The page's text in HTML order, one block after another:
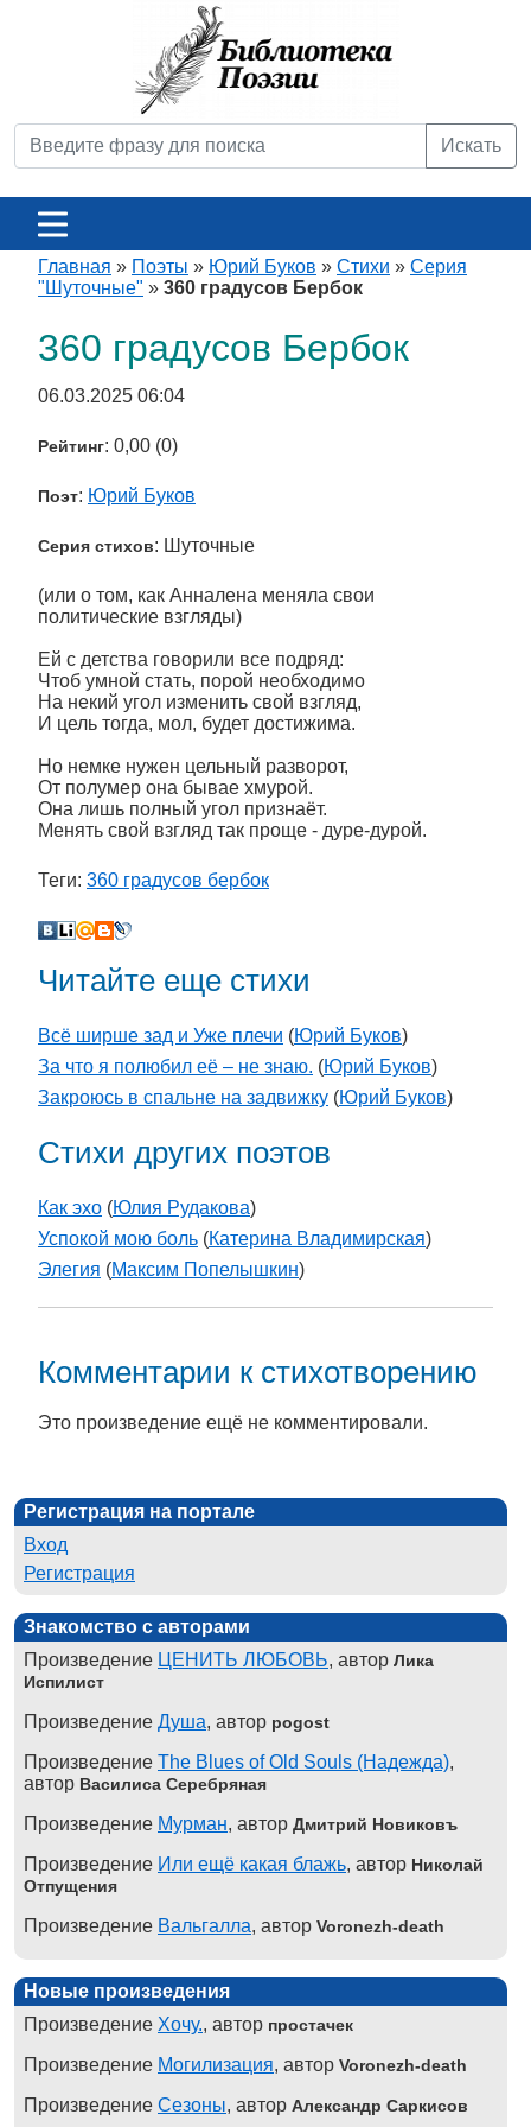
Искать
Главная » Поэты » Юрий Буков » Стихи » Серия
"Шуточные" » 360 градусов Бербок
360 градусов Бербок
06.03.2025 06:04
Рейтинг: 0,00 (0)
Поэт: Юрий Буков
Серия стихов: Шуточные
(или о том, как Анналена меняла свои
политические взгляды)
Ей с детства говорили все подряд:
Чтоб умной стать, порой необходимо
На некий угол изменить свой взгляд,
И цель тогда, мол, будет достижима.
Но немке нужен цельный разворот,
От полумер она бывае хмурой.
Она лишь полный угол признаёт.
Менять свой взгляд так проще - дуре-дурой.
Теги: 360 градусов бербок
Читайте еще стихи
Всё ширше зад и Уже плечи (Юрий Буков)
За что я полюбил её – не знаю. (Юрий Буков)
Закроюсь в спальне на задвижку (Юрий Буков)
Стихи других поэтов
Как эхо (Юлия Рудакова)
Успокой мою боль (Катерина Владимирская)
Элегия (Максим Попелышкин)
Комментарии к стихотворению
Это произведение ещё не комментировали.
Регистрация на портале
Вход
Регистрация
Знакомство с авторами
Произведение ЦЕНИТЬ ЛЮБОВЬ, автор Лика
Испилист
Произведение Душа, автор pogost
Произведение The Blues of Old Souls (Надежда),
автор Василиса Серебряная
Произведение Мурман, автор Дмитрий Новиковъ
Произведение Или ещё какая блажь, автор Николай
Отпущения
Произведение Вальгалла, автор Voronezh-death
Новые произведения
Произведение Хочу., автор простачек
Произведение Могилизация, автор Voronezh-death
Произведение Сезоны, автор Александр Саркисов